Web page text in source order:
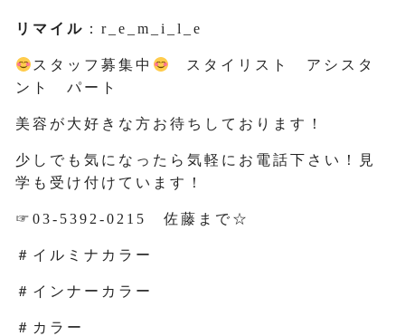
リマイル ：r_e_m_i_l_e
スタッフ募集中
スタイリスト アシスタ
ント パート
美容が大好きな方お待ちしております！
少しでも気になったら気軽にお電話下さい！見
学も受け付けています！
☞03-5392-0215 佐藤まで☆
＃イルミナカラー
＃インナーカラー
＃カラー